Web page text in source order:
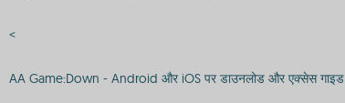
<
AA Game:Down - Android और iOS पर डाउनलोड और एक्सेस गाइड